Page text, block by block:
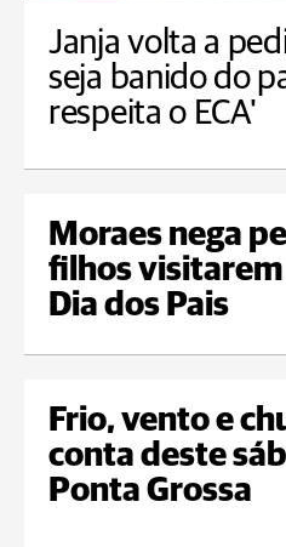
Janja volta a
seja banido do
respeita o ECA'
Moraes nega
filhos
Dia dos Pais
Frio, vento e
conta deste
Ponta Grossa